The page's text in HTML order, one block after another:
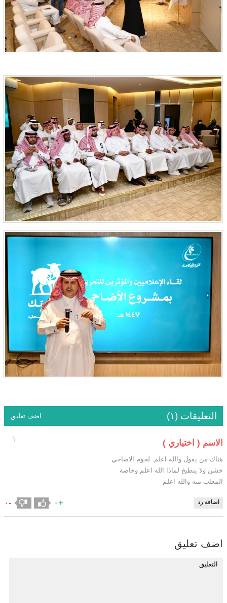
التعليقات (١) اضف تعليق
١ الاسم ( اختياري )
هناك من يقول والله اعلم. لحوم الاضاحي
خشن ولا ينطبخ لماذا الله اعلم وخاصة
المعلب منه والله اعلم
اضافة رد +٠ -٠
اضف تعليق